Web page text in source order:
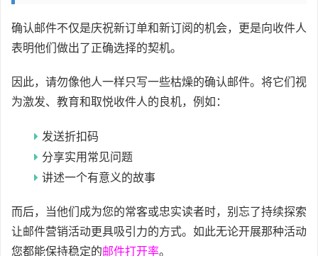
确认邮件不仅是庆祝新订单和新订阅的机会，更是向收件人
表明他们做出了正确选择的契机。
因此，请勿像他人一样只写一些枯燥的确认邮件。将它们视
为激发、教育和取悦收件人的良机，例如：
发送折扣码
分享实用常见问题
讲述一个有意义的故事
而后，当他们成为您的常客或忠实读者时，别忘了持续探索
让邮件营销活动更具吸引力的方式。如此无论开展那种活动
您都能保持稳定的邮件打开率。